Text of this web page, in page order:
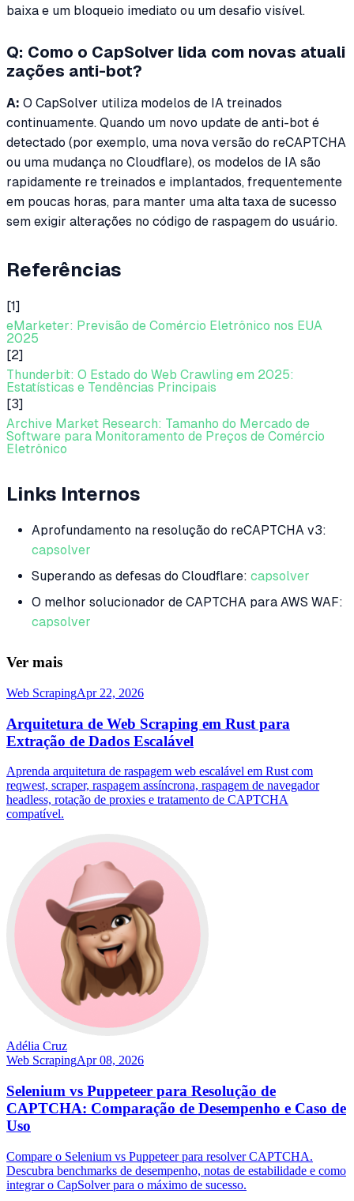
baixa e um bloqueio imediato ou um desafio visível.
Q: Como o CapSolver lida com novas atuali
zações anti-bot?
A: O CapSolver utiliza modelos de IA treinados
continuamente. Quando um novo update de anti-bot é
detectado (por exemplo, uma nova versão do reCAPTCHA
ou uma mudança no Cloudflare), os modelos de IA são
rapidamente re treinados e implantados, frequentemente
em poucas horas, para manter uma alta taxa de sucesso
sem exigir alterações no código de raspagem do usuário.
Referências
[1]
eMarketer: Previsão de Comércio Eletrônico nos EUA
2025
[2]
Thunderbit: O Estado do Web Crawling em 2025:
Estatísticas e Tendências Principais
[3]
Archive Market Research: Tamanho do Mercado de
Software para Monitoramento de Preços de Comércio
Eletrônico
Links Internos
Aprofundamento na resolução do reCAPTCHA v3:
capsolver
Superando as defesas do Cloudflare: capsolver
O melhor solucionador de CAPTCHA para AWS WAF:
capsolver
Ver mais
Web ScrapingApr 22, 2026
Arquitetura de Web Scraping em Rust para
Extração de Dados Escalável
Aprenda arquitetura de raspagem web escalável em Rust com
reqwest, scraper, raspagem assíncrona, raspagem de navegador
headless, rotação de proxies e tratamento de CAPTCHA
compatível.
Adélia Cruz
Web ScrapingApr 08, 2026
Selenium vs Puppeteer para Resolução de
CAPTCHA: Comparação de Desempenho e Caso de
Uso
Compare o Selenium vs Puppeteer para resolver CAPTCHA.
Descubra benchmarks de desempenho, notas de estabilidade e como
integrar o CapSolver para o máximo de sucesso.